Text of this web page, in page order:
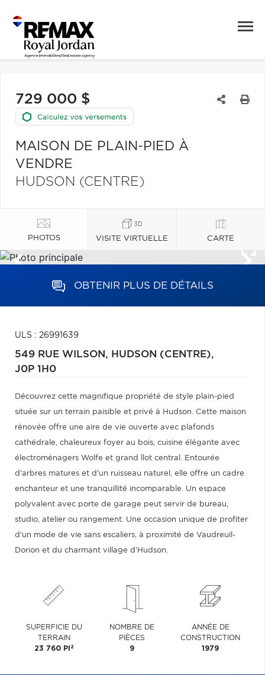
729 000 $
MAISON DE PLAIN-PIED À
VENDRE
HUDSON (CENTRE)
PHOTOS VISITE VIRTUELLE CARTE
OBTENIR PLUS DE DÉTAILS
ULS : 26991639
549 RUE WILSON, HUDSON (CENTRE),
J0P 1H0
Découvrez cette magnifique propriété de style plain-pied
située sur un terrain paisible et privé à Hudson. Cette maison
rénovée offre une aire de vie ouverte avec plafonds
cathédrale, chaleureux foyer au bois, cuisine élégante avec
électroménagers Wolfe et grand îlot central. Entourée
d'arbres matures et d'un ruisseau naturel, elle offre un cadre
enchanteur et une tranquillité incomparable. Un espace
polyvalent avec porte de garage peut servir de bureau,
studio, atelier ou rangement. Une occasion unique de profiter
d'un mode de vie sans escaliers, à proximité de Vaudreuil-
Dorion et du charmant village d'Hudson.
SUPERFICIE DU
TERRAIN
23 760 PI 2
NOMBRE DE
PIÈCES
9
ANNÉE DE
CONSTRUCTION
1979